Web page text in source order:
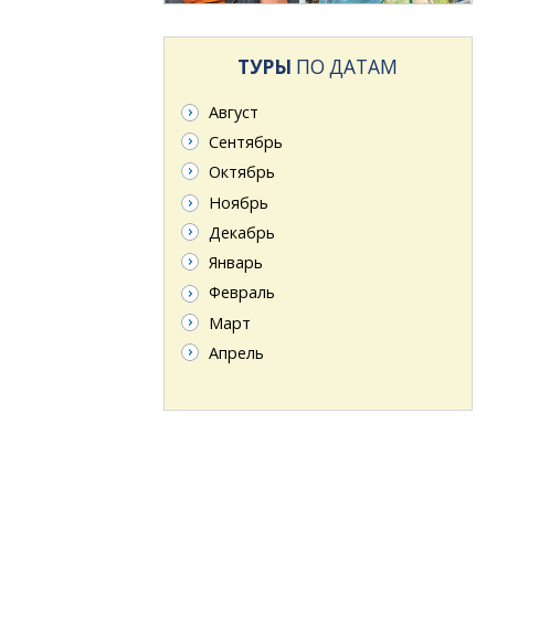
ТУРЫ ПО ДАТАМ
Август
Сентябрь
Октябрь
Ноябрь
Декабрь
Январь
Февраль
Март
Апрель